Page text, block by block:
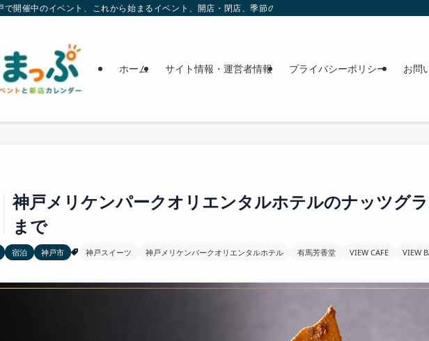
開催中のイベント、これから始まるイベント、開店・閉店、季節の花、週末のおでかけ情報を日程順に
ホーム サイト情報・運営者情報 プライバシーポリシー お問
神戸メリケンパークオリエンタルホテルのナッツグ
まで
宿泊 神戸市 神戸スイーツ 神戸メリケンパークオリエンタルホテル 有馬芳香堂 VIEW CAFE VIEW